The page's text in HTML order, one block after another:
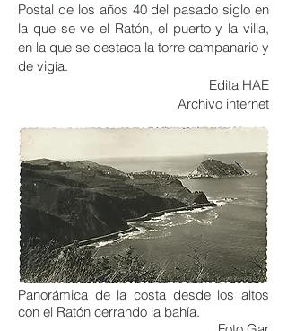
Postal de los años 40 del pasado siglo en
la que se ve el Ratón, el puerto y la villa,
en la que se destaca la torre campanario y
de vigía.
Edita HAE
Archivo internet
Panorámica de la costa desde los altos
con el Ratón cerrando la bahía.